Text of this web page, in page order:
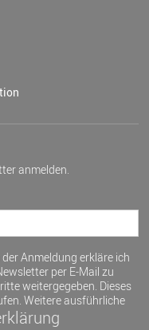
anmelden.
Anmeldung erkläre ich
per E-Mail zu
weitergegeben. Dieses
Weitere ausführliche